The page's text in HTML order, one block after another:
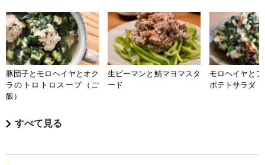
豚団子とモロヘイヤとオク
ラのトロトロスープ（ご
飯）
生ピーマンと鯖マヨマスタ
ード
モロヘイヤと
ポテトサラダ
すべて見る